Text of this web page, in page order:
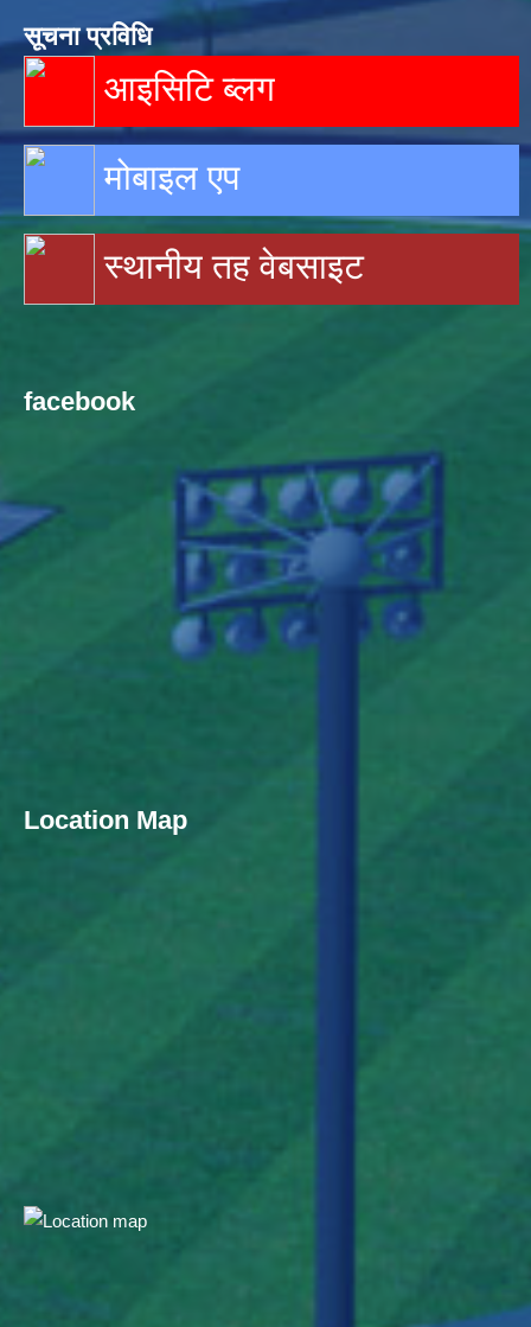
सूचना प्रविधि
आइसिटि ब्लग
मोबाइल एप
स्थानीय तह वेबसाइट
facebook
Location Map